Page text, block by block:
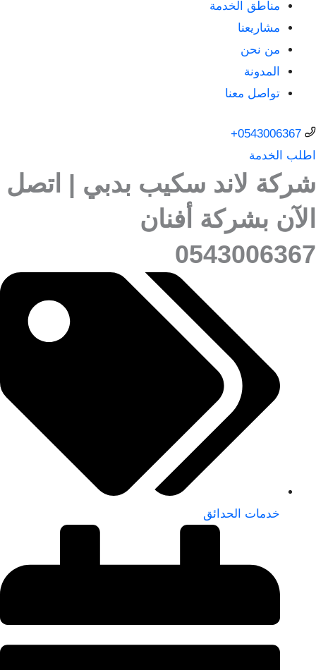
مناطق الخدمة
مشاريعنا
من نحن
المدونة
تواصل معنا
0543006367+
اطلب الخدمة
شركة لاند سكيب بدبي | اتصل
الآن بشركة أفنان
0543006367
خدمات الحدائق